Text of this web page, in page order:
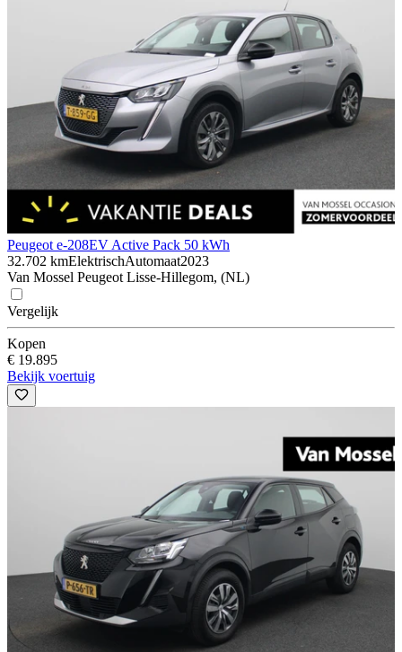
Peugeot e-208EV Active Pack 50 kWh
32.702 kmElektrischAutomaat2023
Van Mossel Peugeot Lisse-Hillegom, (NL)
Vergelijk
Kopen
€ 19.895
Bekijk voertuig